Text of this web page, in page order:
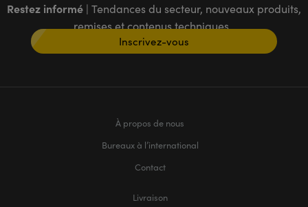
Restez informé | Tendances du secteur, nouveaux produits,
remises et contenus techniques
Inscrivez-vous
À propos de nous
Bureaux à l’international
Contact
Livraison